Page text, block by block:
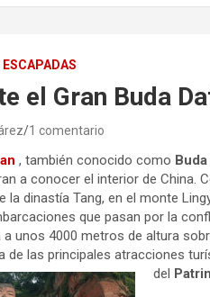
ESCAPADAS
el Gran Buda
1 comentario
, también conocido como
a conocer el interior de
la dinastía Tang, en el monte
que pasan por la
unos 4000 metros de altura
de las principales atracciones
del